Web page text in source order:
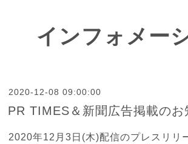
インフォメー
2020-12-08 09:00:00
PR TIMES＆新聞広告掲載のお
2020年12月3日(木)配信のプレスリリ